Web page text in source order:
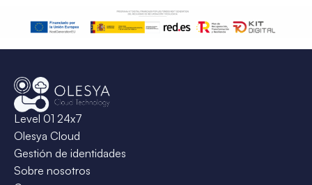
Level 01 24x7
Olesya Cloud
Gestión de identidades
Sobre nosotros